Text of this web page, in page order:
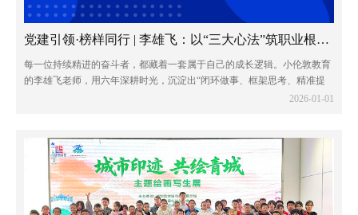
党建引领·榜样同行 | 李雄飞：以“三大心法”筑职业根基，与团队共赴远方
每一位持续精进的奋斗者，都藏着一套属于自己的成长逻辑。小伦敦教育
的李雄飞老师，用六年深耕时光，沉淀出“闭环做事、框架思考、精准提
问”三大职业心法，不仅成就了个人的稳步进阶，更书写了与团队同心共
2026-01-01